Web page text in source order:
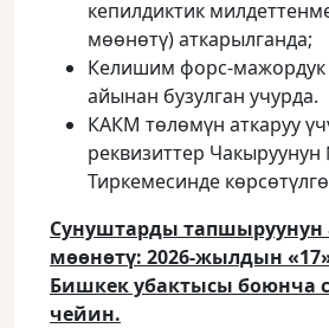
кепилдиктик
мөөнөтү) аткарылганда;
Келишим форс-мажордук
айынан бузулган учурда.
КАКМ төлөмүн аткаруу
реквизиттер
Тиркемесинде
Сунуштарды
мөөнөтү: 2026-жылдын
Бишкек убактысы боюнча
чейин.